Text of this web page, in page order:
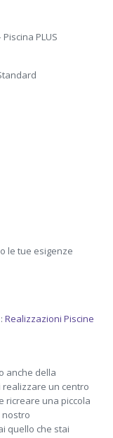
PLUS
le tue esigenze
:Realizzazioni Piscine
anche della
realizzare un centro
ricreare una piccola
nostro
quello che stai